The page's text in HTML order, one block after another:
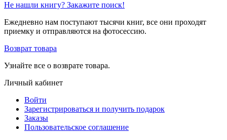
Не нашли книгу? Закажите поиск!
Ежедневно нам поступают тысячи книг, все они проходят
приемку и отправляются на фотосессию.
Возврат товара
Узнайте все о возврате товара.
Личный кабинет
Войти
Зарегистрироваться и получить подарок
Заказы
Пользовательское соглашение